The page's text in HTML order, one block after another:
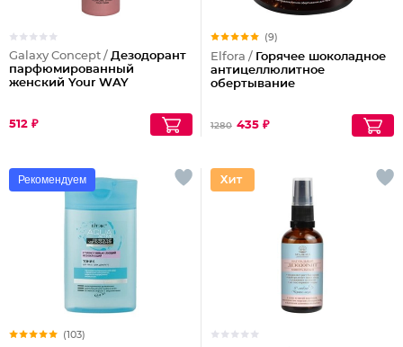
Galaxy Concept / Дезодорант
парфюмированный
женский Your WAY
512 ₽
(9)
Elfora / Горячее шоколадное
антицеллюлитное
обертывание
1280 435 ₽
Рекомендуем
(103)